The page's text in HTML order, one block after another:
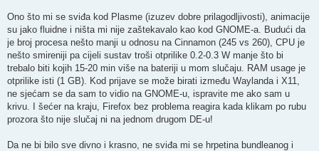
Ono što mi se sviđa kod Plasme (izuzev dobre prilagodljivosti), animacije
su jako fluidne i ništa mi nije zaštekavalo kao kod GNOME-a. Budući da
je broj procesa nešto manji u odnosu na Cinnamon (245 vs 260), CPU je
nešto smireniji pa cijeli sustav troši otprilike 0.2-0.3 W manje što bi
trebalo biti kojih 15-20 min više na bateriji u mom slučaju. RAM usage je
otprilike isti (1 GB). Kod prijave se može birati između Waylanda i X11,
ne sjećam se da sam to vidio na GNOME-u, ispravite me ako sam u
krivu. I šećer na kraju, Firefox bez problema reagira kada klikam po rubu
prozora što nije slučaj ni na jednom drugom DE-u!
Da ne bi bilo sve divno i krasno, ne sviđa mi se hrpetina bundleanog i